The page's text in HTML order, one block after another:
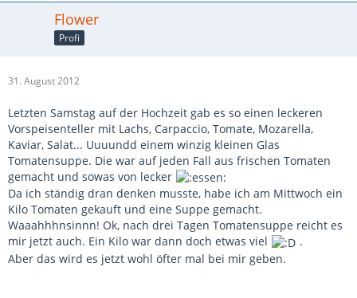
Flower
Profi
31. August 2012
Letzten Samstag auf der Hochzeit gab es so einen leckeren
Vorspeisenteller mit Lachs, Carpaccio, Tomate, Mozarella,
Kaviar, Salat... Uuuundd einem winzig kleinen Glas
Tomatensuppe. Die war auf jeden Fall aus frischen Tomaten
gemacht und sowas von lecker
Da ich ständig dran denken musste, habe ich am Mittwoch ein
Kilo Tomaten gekauft und eine Suppe gemacht.
Waaahhhnsinnn! Ok, nach drei Tagen Tomatensuppe reicht es
mir jetzt auch. Ein Kilo war dann doch etwas viel
.
Aber das wird es jetzt wohl öfter mal bei mir geben.